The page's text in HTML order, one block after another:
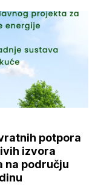
potpora
izvora
na području